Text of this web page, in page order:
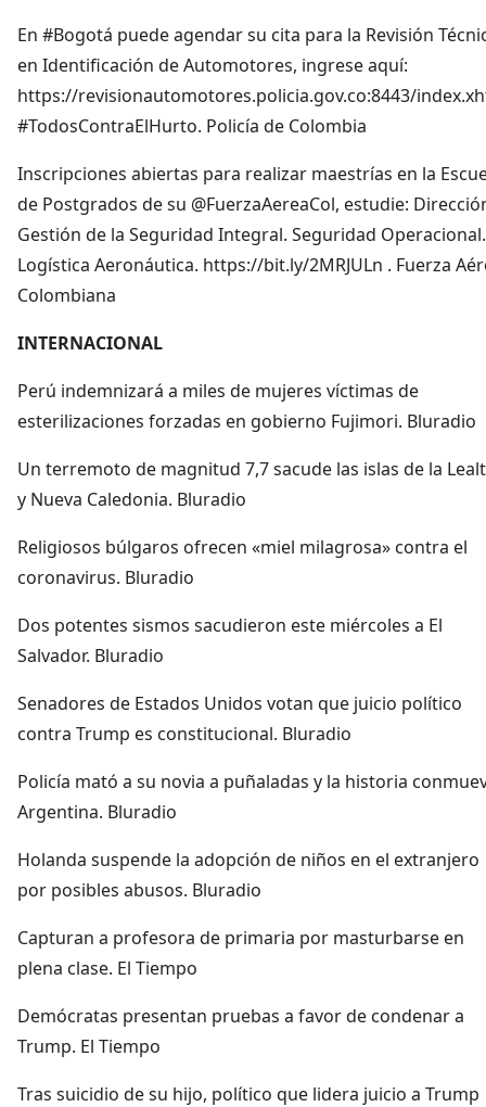
En #Bogotá puede agendar su cita para la Revisión
en Identificación de Automotores, ingrese aquí:
https://revisionautomotores.policia.gov.co:8443/
#TodosContraElHurto. Policía de Colombia
Inscripciones abiertas para realizar maestrías en la
de Postgrados de su @FuerzaAereaCol, estudie:
Gestión de la Seguridad Integral. Seguridad Operacional.
Logística Aeronáutica. https://bit.ly/2MRJULn . Fuerza
Colombiana
INTERNACIONAL
Perú indemnizará a miles de mujeres víctimas de
esterilizaciones forzadas en gobierno Fujimori. Bluradio
Un terremoto de magnitud 7,7 sacude las islas de la
y Nueva Caledonia. Bluradio
Religiosos búlgaros ofrecen «miel milagrosa» contra el
coronavirus. Bluradio
Dos potentes sismos sacudieron este miércoles a El
Salvador. Bluradio
Senadores de Estados Unidos votan que juicio político
contra Trump es constitucional. Bluradio
Policía mató a su novia a puñaladas y la historia
Argentina. Bluradio
Holanda suspende la adopción de niños en el extranjero
por posibles abusos. Bluradio
Capturan a profesora de primaria por masturbarse en
plena clase. El Tiempo
Demócratas presentan pruebas a favor de condenar a
Trump. El Tiempo
Tras suicidio de su hijo, político que lidera juicio a Trump